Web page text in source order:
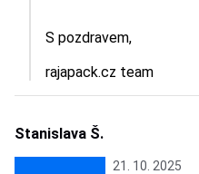
S pozdravem,
rajapack.cz team
Stanislava Š.
21. 10. 2025